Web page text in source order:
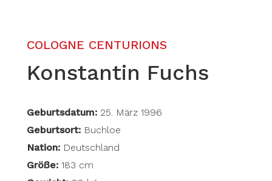
COLOGNE CENTURIONS
Konstantin Fuchs
Geburtsdatum: 25. März 1996
Geburtsort: Buchloe
Nation: Deutschland
Größe:183 cm